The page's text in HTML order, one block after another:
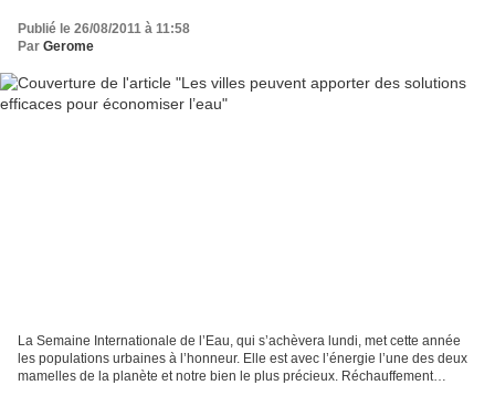
Publié le 26/08/2011 à 11:58
Par Gerome
La Semaine Internationale de l’Eau, qui s’achèvera lundi, met cette année
les populations urbaines à l’honneur. Elle est avec l’énergie l’une des deux
mamelles de la planète et notre bien le plus précieux. Réchauffement